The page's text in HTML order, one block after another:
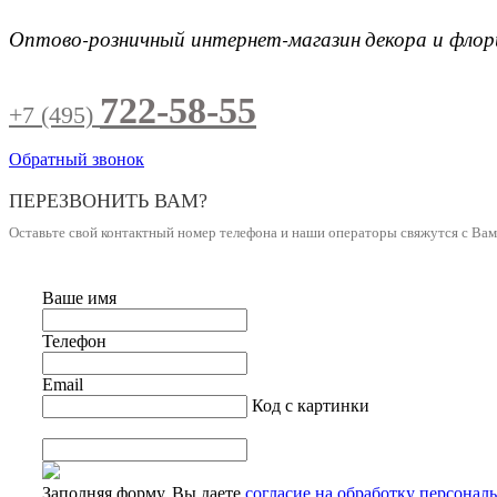
Оптово-розничный интернет-магазиндекора и
+7 (495) 722-58-55
Обратный звонок
ПЕРЕЗВОНИТЬ ВАМ?
Оставьте свой контактный номер телефона и наши операторы свяжутся с
Ваше имя
Телефон
Email
Код с картинки
Заполняя форму, Вы даете согласие на обработку